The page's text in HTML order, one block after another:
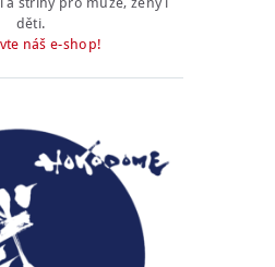
děti.
náš e-shop!